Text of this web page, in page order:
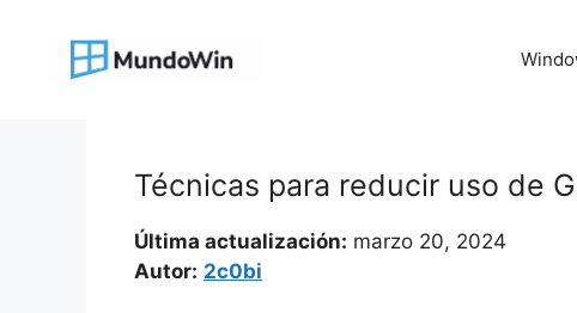
contenido
Técnicas para reducir uso de
Última actualización: marzo 20, 2024
Autor: 2c0bi